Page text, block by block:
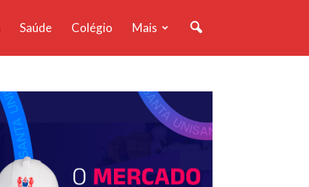
Saúde Colégio Mais